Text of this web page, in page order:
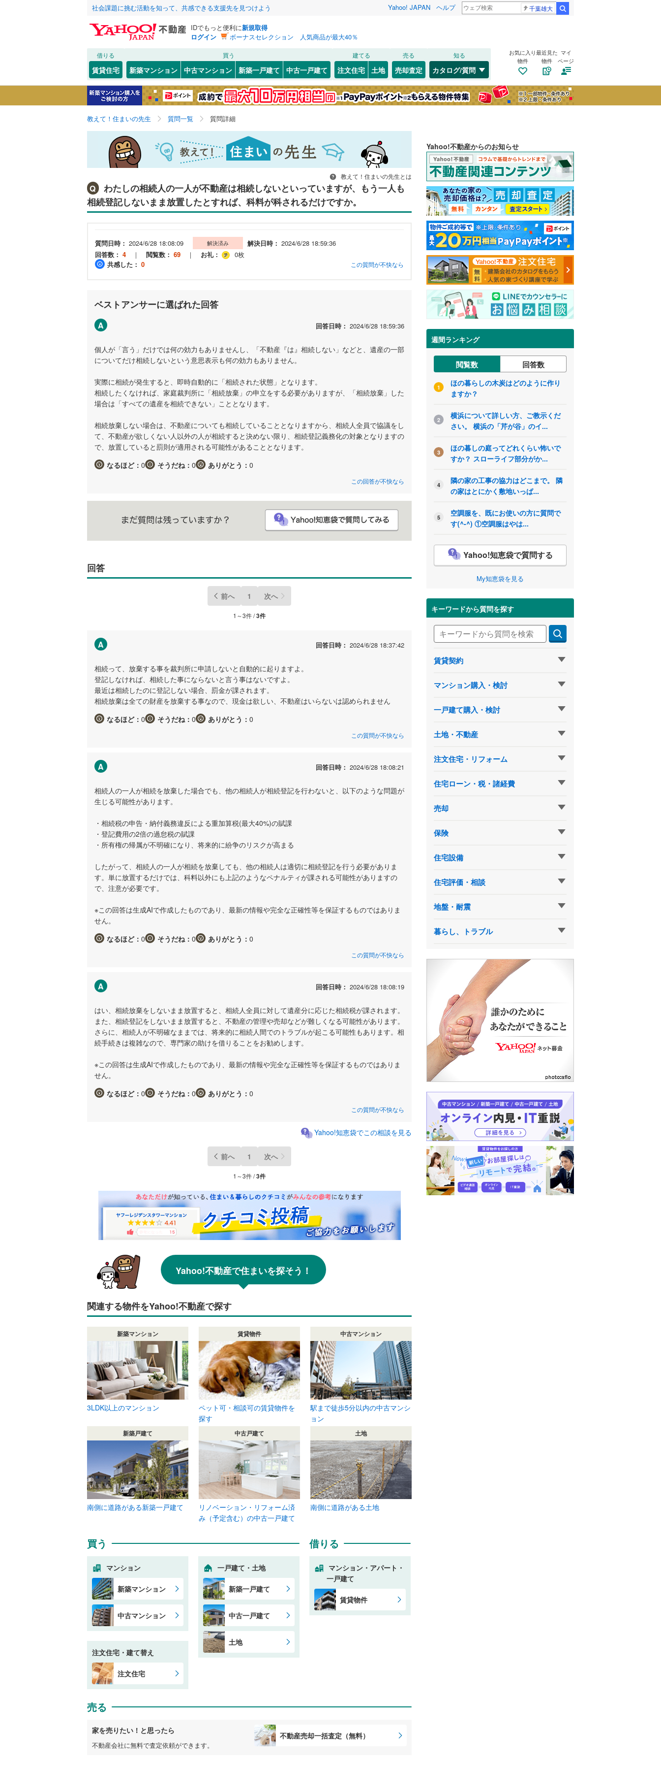
社会課題に挑む活動を知って、共感できる支援先を見つけよう Yahoo! JAPAN ヘルプ 千葉雄大
IDでもっと便利に新規取得
ログイン
ボーナスセレクション 人気商品が最大40％
借りる
賃貸住宅
買う
新築マンション 中古マンション 新築一戸建て 中古一戸建て
建てる
注文住宅 土地
売る
売却査定
知る
カタログ/質問
お気に入り
物件
最近見た
物件
マイ
ページ
教えて！住まいの先生 質問一覧 質問詳細
教えて！住まいの先生とは
Q
わたしの相続人の一人が不動産は相続しないといっていますが、もう一人も
相続登記しないまま放置したとすれば、科料が科されるだけですか。
質問日時： 2024/6/28 18:08:09 解決済み 解決日時： 2024/6/28 18:59:36
回答数： 4 ｜ 閲覧数： 69 ｜ お礼：
0枚
共感した： 0 この質問が不快なら
ベストアンサーに選ばれた回答
A 回答日時： 2024/6/28 18:59:36
個人が「言う」だけでは何の効力もありませんし、「不動産『は』相続しない」などと、遺産の一部
についてだけ相続しないという意思表示も何の効力もありません。
実際に相続が発生すると、即時自動的に「相続された状態」となります。
相続したくなければ、家庭裁判所に「相続放棄」の申立をする必要がありますが、「相続放棄」した
場合は「すべての遺産を相続できない」こととなります。
相続放棄しない場合は、不動産についても相続していることとなりますから、相続人全員で協議をし
て、不動産が欲しくない人以外の人が相続すると決めない限り、相続登記義務化の対象となりますの
で、放置していると罰則が適用される可能性があることとなります。
なるほど： 0 そうだね： 0 ありがとう： 0
この回答が不快なら
回答
前へ 1 次へ
1～3件 /3件
A 回答日時： 2024/6/28 18:37:42
相続って、放棄する事を裁判所に申請しないと自動的に起りますよ。
登記しなければ、相続した事にならないと言う事はないですよ。
最近は相続したのに登記しない場合、罰金が課されます。
相続放棄は全ての財産を放棄する事なので、現金は欲しい、不動産はいらないは認められません
なるほど： 0 そうだね： 0 ありがとう： 0
この質問が不快なら
A 回答日時： 2024/6/28 18:08:21
相続人の一人が相続を放棄した場合でも、他の相続人が相続登記を行わないと、以下のような問題が
生じる可能性があります。
・相続税の申告・納付義務違反による重加算税(最大40%)の賦課
・登記費用の2倍の過怠税の賦課
・所有権の帰属が不明確になり、将来的に紛争のリスクが高まる
したがって、相続人の一人が相続を放棄しても、他の相続人は適切に相続登記を行う必要がありま
す。単に放置するだけでは、科料以外にも上記のようなペナルティが課される可能性がありますの
で、注意が必要です。
※この回答は生成AIで作成したものであり、最新の情報や完全な正確性等を保証するものではありま
せん。
なるほど： 0 そうだね： 0 ありがとう： 0
この質問が不快なら
A 回答日時： 2024/6/28 18:08:19
はい、相続放棄をしないまま放置すると、相続人全員に対して遺産分に応じた相続税が課されます。
また、相続登記をしないまま放置すると、不動産の管理や売却などが難しくなる可能性があります。
さらに、相続人が不明確なままでは、将来的に相続人間でのトラブルが起こる可能性もあります。相
続手続きは複雑なので、専門家の助けを借りることをお勧めします。
※この回答は生成AIで作成したものであり、最新の情報や完全な正確性等を保証するものではありま
せん。
なるほど： 0 そうだね： 0 ありがとう： 0
この質問が不快なら
Yahoo!知恵袋でこの相談を見る
前へ 1 次へ
1～3件 /3件
Yahoo!不動産で住まいを探そう！
関連する物件をYahoo!不動産で探す
新築マンション
3LDK以上のマンション
賃貸物件
ペット可・相談可の賃貸物件を
探す
中古マンション
駅まで徒歩5分以内の中古マンシ
ョン
新築戸建て
南側に道路がある新築一戸建て
中古戸建て
リノベーション・リフォーム済
み（予定含む）の中古一戸建て
土地
南側に道路がある土地
買う
マンション
新築マンション
中古マンション
注文住宅・建て替え
注文住宅
一戸建て・土地
新築一戸建て
中古一戸建て
土地
借りる
マンション・アパート・
一戸建て
賃貸物件
売る
家を売りたい！と思ったら
不動産会社に無料で査定依頼ができます。
不動産売却一括査定（無料）
Yahoo!不動産からのお知らせ
週間ランキング
閲覧数 回答数
1
ほの暮らしの木炭はどのように作り
ますか？
2
横浜について詳しい方、ご教示くだ
さい。 横浜の「芹が谷」のイ...
3
ほの暮しの庭ってどれくらい怖いで
すか？ スローライフ部分がか...
4
隣の家の工事の協力はどこまで。 隣
の家はとにかく敷地いっぱ...
5
空調服を、既にお使いの方に質問で
す(^-^) ①空調服はやは...
Yahoo!知恵袋で質問する
My知恵袋を見る
キーワードから質問を探す
賃貸契約
マンション購入・検討
一戸建て購入・検討
土地・不動産
注文住宅・リフォーム
住宅ローン・税・諸経費
売却
保険
住宅設備
住宅評価・相談
地盤・耐震
暮らし、トラブル